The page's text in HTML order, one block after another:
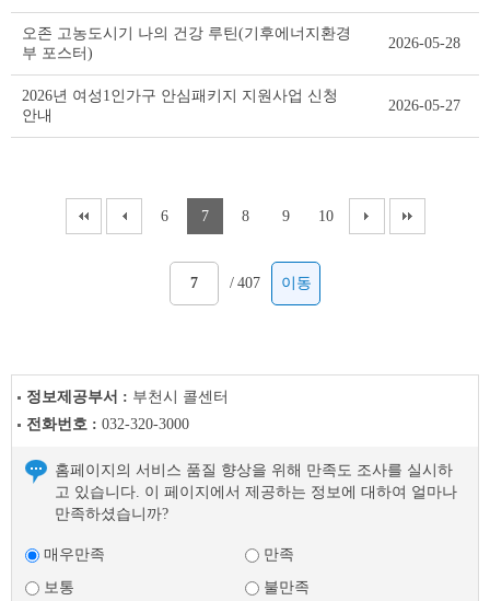
오존 고농도시기 나의 건강 루틴(기후에너지환경
부 포스터)
2026-05-28
2026년 여성1인가구 안심패키지 지원사업 신청
안내
2026-05-27
6 7 8 9 10
/ 407 이동
정보제공부서 : 부천시 콜센터
전화번호 : 032-320-3000
홈페이지의 서비스 품질 향상을 위해 만족도 조사를 실시하
고 있습니다. 이 페이지에서 제공하는 정보에 대하여 얼마나
만족하셨습니까?
매우만족
만족
보통
불만족